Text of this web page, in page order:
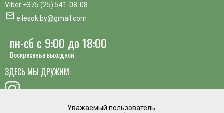
Уважаемый пользователь.
Viber +375 (25) 541-08-08
mail e.lesok.by@gmail.com
пн-сб с 9:00 до 18:00
Воскресенье выходной
ЗДЕСЬ МЫ ДРУЖИМ: